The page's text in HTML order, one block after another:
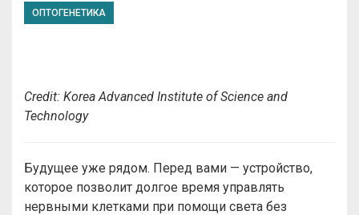
ОПТОГЕНЕТИКА
Credit: Korea Advanced Institute of Science and
Technology
Будущее уже рядом. Перед вами — устройство,
которое позволит долгое время управлять
нервными клетками при помощи света без